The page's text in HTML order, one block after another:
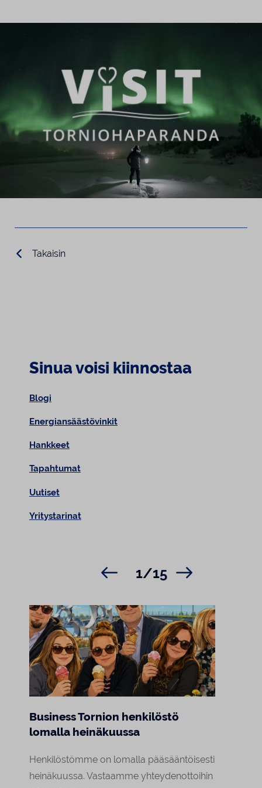
Takaisin
Sinua voisi kiinnostaa
Blogi
Energiansäästövinkit
Hankkeet
Tapahtumat
Uutiset
Yritystarinat
Business Tornion henkilöstö
lomalla heinäkuussa
Henkilöstömme on lomalla pääsääntöisesti
heinäkuussa. Vastaamme yhteydenottoihin
1/15